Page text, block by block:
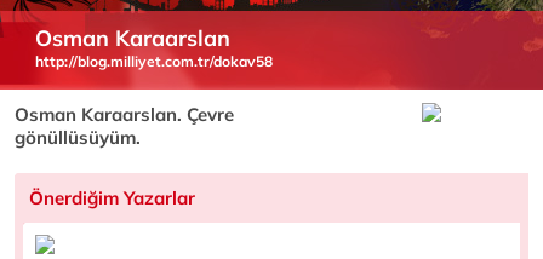
Osman Karaarslan
http://blog.milliyet.com.tr/dokav58
Osman Karaarslan. Çevre
gönüllüsüyüm.
Önerdiğim Yazarlar